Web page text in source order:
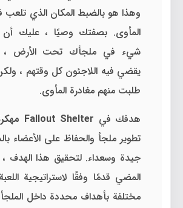
وهذا هو بالضبط المكان الذي تلعب
المأوى. بصفتك وصيًا ، عليك أن
شيء في ملجأك تحت الأرض ،
يقضي فيه اللاجئون كل وقتهم ،
طلبت منهم مغادرة المأوى.
هدفك في Fallout Shelter مهكرة
تطوير ملجأ والحفاظ على الأعضاء
جيدة وسعداء. لتحقيق هذا
المضي قدمًا وفقًا لاستراتيجية
مختلفة بأهداف محددة داخل